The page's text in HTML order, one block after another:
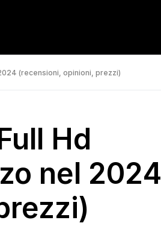
(recensioni, opinioni, prezzi)
Hd
nel 2024